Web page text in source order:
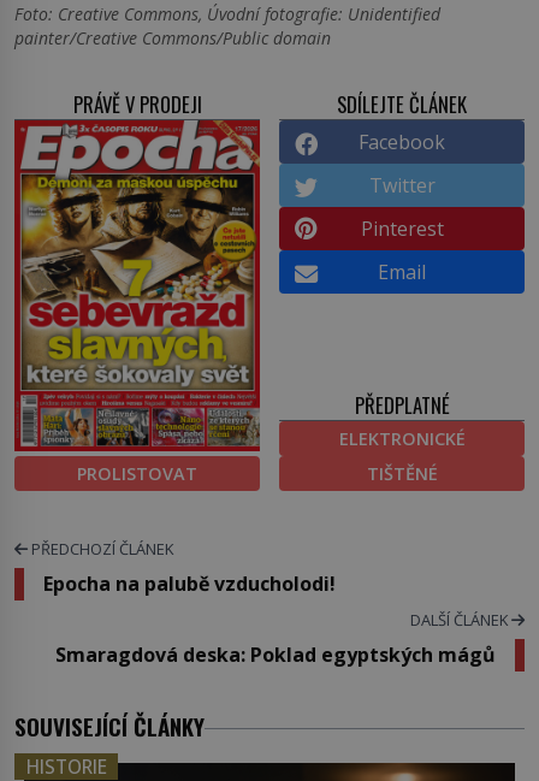
Foto: Creative Commons, Úvodní fotografie: Unidentified
painter/Creative Commons/Public domain
PRÁVĚ V PRODEJI
PROLISTOVAT
SDÍLEJTE ČLÁNEK
Facebook
Twitter
Pinterest
Email
PŘEDPLATNÉ
ELEKTRONICKÉ
TIŠTĚNÉ
PŘEDCHOZÍ ČLÁNEK
Epocha na palubě vzducholodi!
DALŠÍ ČLÁNEK
Smaragdová deska: Poklad egyptských mágů
SOUVISEJÍCÍ ČLÁNKY
HISTORIE